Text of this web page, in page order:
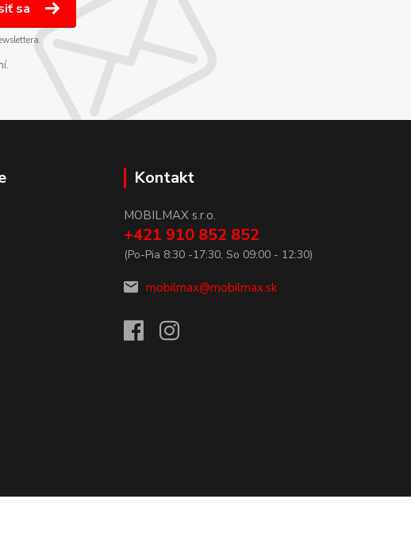
sa
Kontakt
MOBILMAX s.r.o.
+421 910 852 852
(Po-Pia 8:30 -17:30, So 09:00 - 12:30)
mobilmax@mobilmax.sk